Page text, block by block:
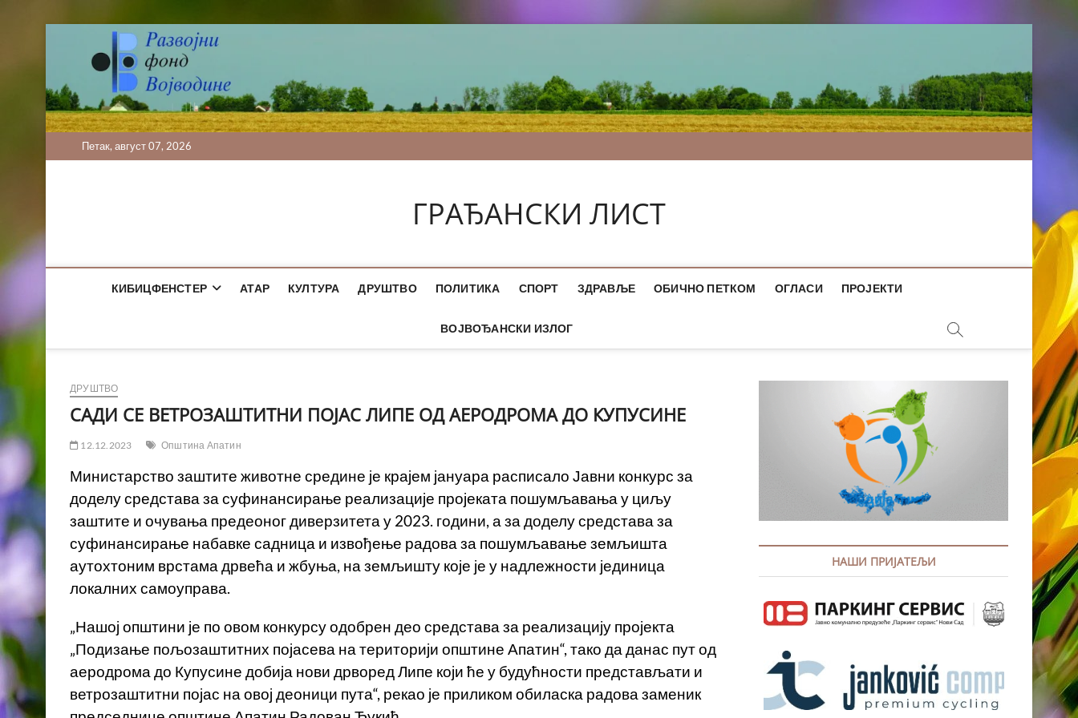
Петак, август 07, 2026
ГРАЂАНСКИ ЛИСТ
КИБИЦФЕНСТЕР АТАР КУЛТУРА ДРУШТВО ПОЛИТИКА СПОРТ ЗДРАВЉЕ ОБИЧНО ПЕТКОМ ОГЛАСИ ПРОЈЕКТИ
ВОЈВОЂАНСКИ ИЗЛОГ
ДРУШТВО
САДИ СЕ ВЕТРОЗАШТИТНИ ПОЈАС ЛИПЕ ОД АЕРОДРОМА ДО КУПУСИНЕ
12.12.2023 Општина Апатин
Министарство заштите животне средине је крајем јануара расписало Јавни конкурс за
доделу средстава за суфинансирање реализације пројеката пошумљавања у циљу
заштите и очувања предеоног диверзитета у 2023. години, а за доделу средстава за
суфинансирање набавке садница и извођење радова за пошумљавање земљишта
аутохтоним врстама дрвећа и жбуња, на земљишту које је у надлежности јединица
локалних самоуправа.
„Нашој општини је по овом конкурсу одобрен део средстава за реализацију пројекта
„Подизање пољозаштитних појасева на територији општине Апатин“, тако да данас пут од
аеродрома до Купусине добија нови дрворед Липе који ће у будућности представљати и
ветрозаштитни појас на овој деоници пута“, рекао је приликом обиласка радова заменик
НАШИ ПРИЈАТЕЉИ